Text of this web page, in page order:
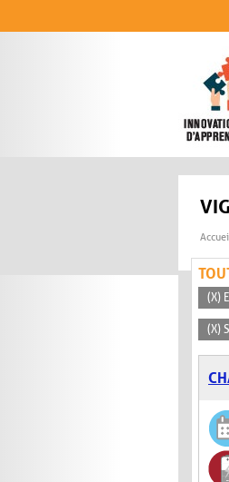
(X)
(X)